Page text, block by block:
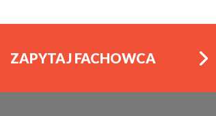
ZAPYTAJ FACHOWCA